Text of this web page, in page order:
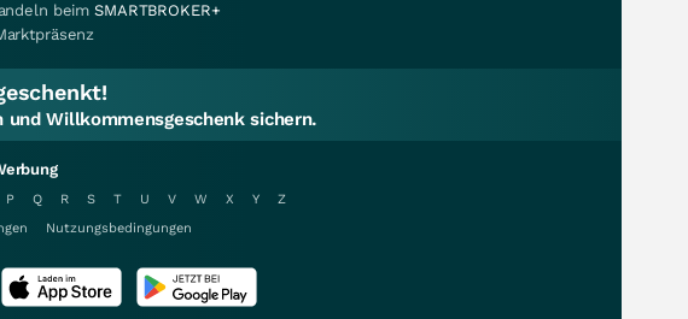
beimSMARTBROKER+
und Willkommensgeschenk sichern.
P Q R S T U V W X Y
Z
Nutzungsbedingungen